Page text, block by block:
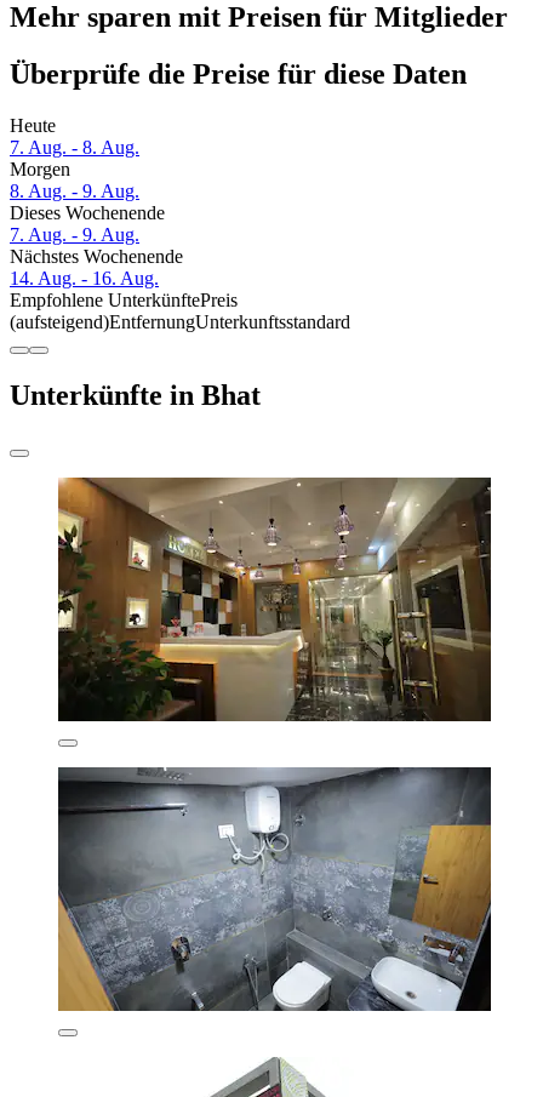
Mehr sparen mit Preisen für Mitglieder
Überprüfe die Preise für diese Daten
Heute
7. Aug. - 8. Aug.
Morgen
8. Aug. - 9. Aug.
Dieses Wochenende
7. Aug. - 9. Aug.
Nächstes Wochenende
14. Aug. - 16. Aug.
Empfohlene UnterkünftePreis
(aufsteigend)EntfernungUnterkunftsstandard
Unterkünfte in Bhat